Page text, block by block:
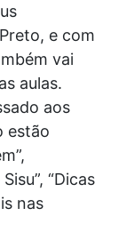
e com
vai
aulas.
aos
estão
“Dicas
nas